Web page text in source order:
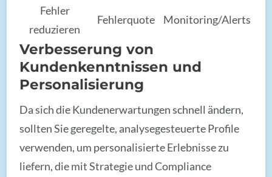
Fehler
reduzieren
Fehlerquote Monitoring/Alerts
Verbesserung von
Kundenkenntnissen und
Personalisierung
Da sich die Kundenerwartungen schnell ändern,
sollten Sie geregelte, analysegesteuerte Profile
verwenden, um personalisierte Erlebnisse zu
liefern, die mit Strategie und Compliance